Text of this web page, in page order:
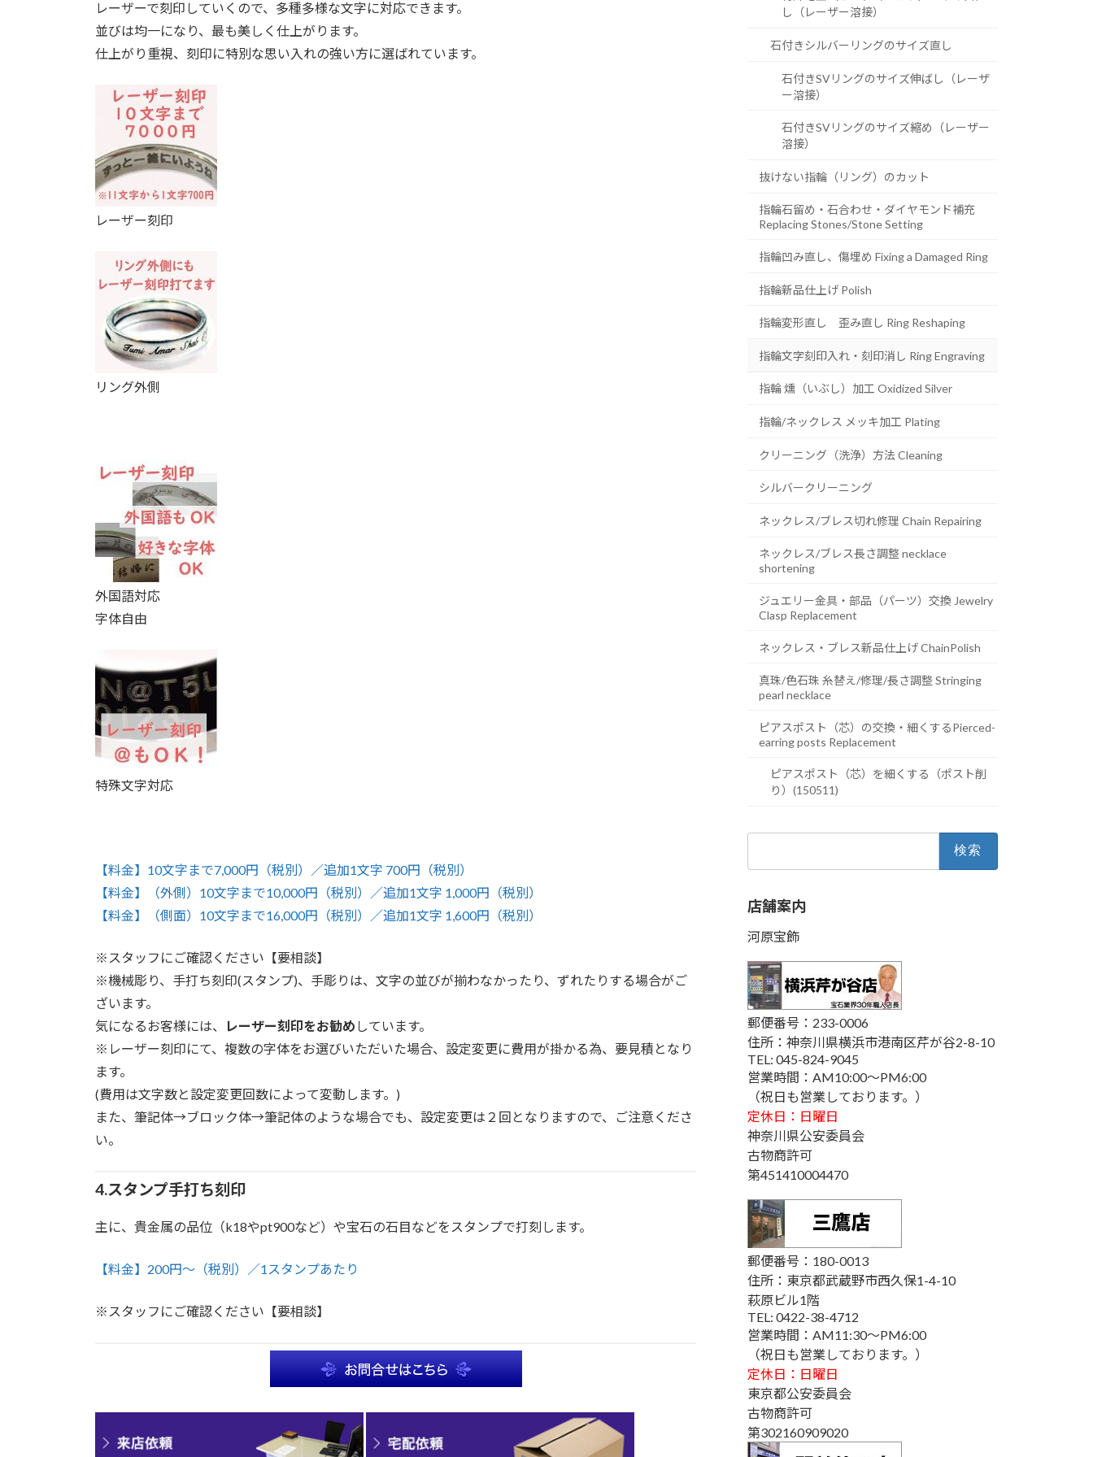
レーザーで刻印していくので、多種多様な文字に対応できます。
並びは均一になり、最も美しく仕上がります。
仕上がり重視、刻印に特別な思い入れの強い方に選ばれています。
レーザー刻印
リング外側
外国語対応
字体自由
特殊文字対応
【料金】10文字まで7,000円（税別）／追加1文字 700円（税別）
【料金】（外側）10文字まで10,000円（税別）／追加1文字 1,000円（税別）
【料金】（側面）10文字まで16,000円（税別）／追加1文字 1,600円（税別）
※スタッフにご確認ください【要相談】
※機械彫り、手打ち刻印(スタンプ)、手彫りは、文字の並びが揃わなかったり、ずれたりする場合がご
ざいます。
気になるお客様には、
レーザー刻印をお勧め しています。
※レーザー刻印にて、複数の字体をお選びいただいた場合、設定変更に費用が掛かる為、要見積となり
ます。
(費用は文字数と設定変更回数によって変動します。)
また、筆記体→ブロック体→筆記体のような場合でも、設定変更は２回となりますので、ご注意くださ
い。
4.スタンプ手打ち刻印
主に、貴金属の品位（k18やpt900など）や宝石の石目などをスタンプで打刻します。
【料金】200円～（税別）／1スタンプあたり
※スタッフにご確認ください【要相談】
し（レーザー溶接）
石付きシルバーリングのサイズ直し
石付きSVリングのサイズ伸ばし（レーザ
ー溶接）
石付きSVリングのサイズ縮め（レーザー
溶接）
抜けない指輪（リング）のカット
指輪石留め・石合わせ・ダイヤモンド補充
Replacing Stones/Stone Setting
指輪凹み直し、傷埋め Fixing a Damaged Ring
指輪新品仕上げ Polish
指輪変形直し 歪み直し Ring Reshaping
指輪文字刻印入れ・刻印消し Ring Engraving
指輪 燻（いぶし）加工 Oxidized Silver
指輪/ネックレス メッキ加工 Plating
クリーニング（洗浄）方法 Cleaning
シルバークリーニング
ネックレス/ブレス切れ修理 Chain Repairing
ネックレス/ブレス長さ調整 necklace
shortening
ジュエリー金具・部品（パーツ）交換 Jewelry
Clasp Replacement
ネックレス・ブレス新品仕上げ ChainPolish
真珠/色石珠 糸替え/修理/長さ調整 Stringing
pearl necklace
ピアスポスト（芯）の交換・細くするPierced-
earring posts Replacement
ピアスポスト（芯）を細くする（ポスト削
り）(150511)
店舗案内
河原宝飾
郵便番号：233-0006
住所：神奈川県横浜市港南区芹が谷2-8-10
TEL: 045-824-9045
営業時間：AM10:00～PM6:00
（祝日も営業しております。）
定休日：日曜日
神奈川県公安委員会
古物商許可
第451410004470
郵便番号：180-0013
住所：東京都武蔵野市西久保1-4-10
萩原ビル1階
TEL: 0422-38-4712
営業時間：AM11:30～PM6:00
（祝日も営業しております。）
定休日：日曜日
東京都公安委員会
古物商許可
第302160909020